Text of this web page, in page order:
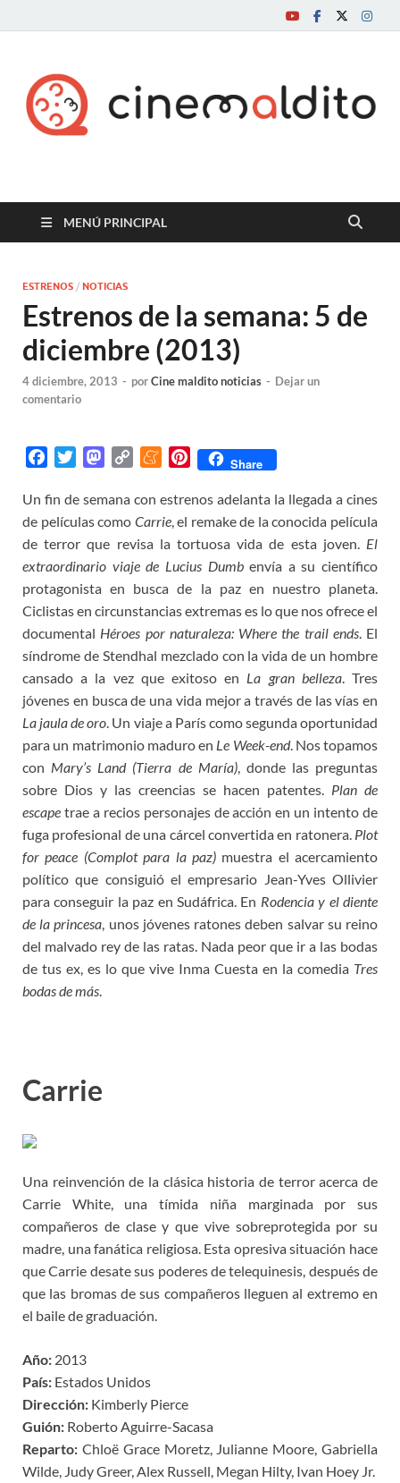
Cine maldito
MENÚ PRINCIPAL
ESTRENOS / NOTICIAS
Estrenos de la semana: 5 de
diciembre (2013)
4 diciembre, 2013 - porCine maldito noticias - Dejar un
comentario
c
e
b
o
o
k
i
t
t
e
r
M
s
t
o
d
o
n
p
y
L
i
n
k
M
n
e
a
m
e
P
n
t
e
r
e
s
t
Share
Un fin de semana con estrenos adelanta la llegada a cines
de películas como Carrie, el remake de la conocida película
de terror que revisa la tortuosa vida de esta joven. El
extraordinario viaje de Lucius Dumbenvía a su científico
protagonista en busca de la paz en nuestro planeta.
Ciclistas en circunstancias extremas es lo que nos ofrece el
documental Héroes por naturaleza: Where the trail ends. El
síndrome de Stendhal mezclado con la vida de un hombre
cansado a la vez que exitoso en La gran belleza. Tres
jóvenes en busca de una vida mejor a través de las vías en
La jaula de oro. Un viaje a París como segunda oportunidad
para un matrimonio maduro en Le Week-end. Nos topamos
con Mary’s Land (Tierra de María), donde las preguntas
sobre Dios y las creencias se hacen patentes. Plan de
escape trae a recios personajes de acción en un intento de
fuga profesional de una cárcel convertida en ratonera. Plot
for peace (Complot para la paz)muestra el acercamiento
político que consiguió el empresario Jean-Yves Ollivier
para conseguir la paz en Sudáfrica. En Rodencia y el diente
de la princesa, unos jóvenes ratones deben salvar su reino
del malvado rey de las ratas. Nada peor que ir a las bodas
de tus ex, es lo que vive Inma Cuesta en la comedia Tres
bodas de más.
Carrie
Una reinvención de la clásica historia de terror acerca de
Carrie White, una tímida niña marginada por sus
compañeros de clase y que vive sobreprotegida por su
madre, una fanática religiosa. Esta opresiva situación hace
que Carrie desate sus poderes de telequinesis, después de
que las bromas de sus compañeros lleguen al extremo en
el baile de graduación.
Año: 2013
País: Estados Unidos
Dirección: Kimberly Pierce
Guión: Roberto Aguirre-Sacasa
Reparto: Chloë Grace Moretz, Julianne Moore, Gabriella
Wilde, Judy Greer, Alex Russell, Megan Hilty, Ivan Hoey Jr.